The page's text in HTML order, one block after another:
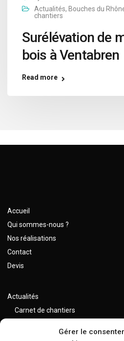
Gérer le
Actualités, Bouches du
chantiers
Surélévation de
bois à Ventabren
Read more
Accueil
Qui sommes-nous ?
Nos réalisations
Contact
Devis
Actualités
Carnet de chantiers